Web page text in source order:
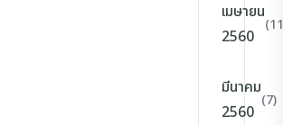
เมษายน
2560
มีนาคม
2560
(7)